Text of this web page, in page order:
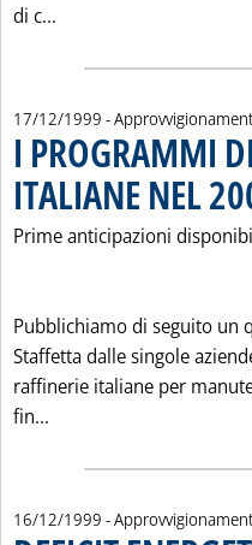
di c...
17/12/1999 -
I PROGRAMMI
ITALIANE NEL
Prime anticipazioni
Pubblichiamo di seguito un
Staffetta dalle singole
raffinerie italiane per
fin...
16/12/1999 -